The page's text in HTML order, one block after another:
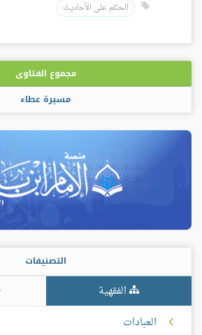
الحكم على الأحاديث
مجموع الفتاوى
مسيرة عطاء
التصنيفات
الفقهية
العبادات